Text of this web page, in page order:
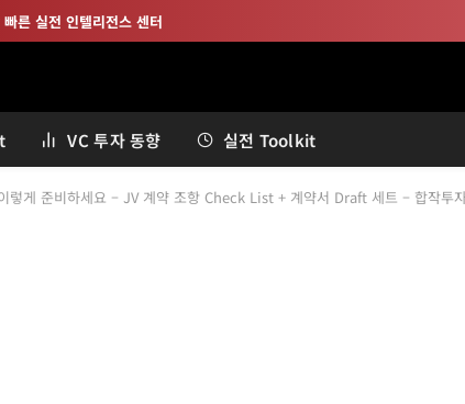
른 실전 인텔리전스 센터
VC 투자 동향 실전 Toolkit
렇게 준비하세요 – JV 계약 조항 Check List + 계약서 Draft 세트 – 합작